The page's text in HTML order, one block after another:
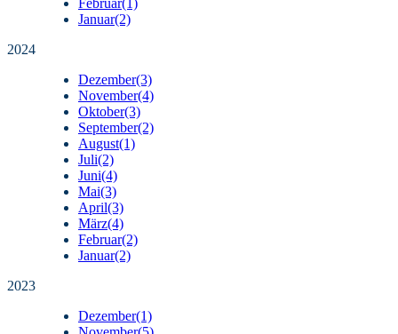
Februar(1)
Januar(2)
2024
Dezember(3)
November(4)
Oktober(3)
September(2)
August(1)
Juli(2)
Juni(4)
Mai(3)
April(3)
März(4)
Februar(2)
Januar(2)
2023
Dezember(1)